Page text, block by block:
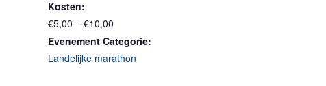
Kosten:
€5,00 – €10,00
Evenement Categorie:
Landelijke marathon